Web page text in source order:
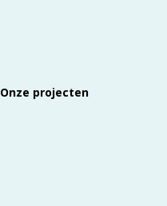
Onze projecten